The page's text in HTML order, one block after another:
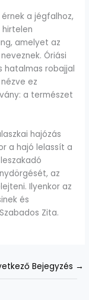
a jégfalhoz,
amelyet az
Óriási
hatalmas robajjal
ez
a természet
hajózás
a hajó lelassít a
az
Ilyenkor az
és
Zita.
Bejegyzés →